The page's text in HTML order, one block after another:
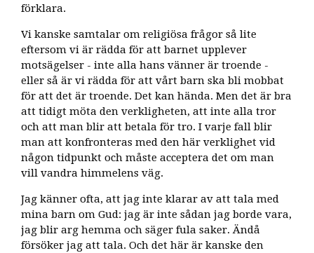
förklara.
Vi kanske samtalar om religiösa frågor så lite
eftersom vi är rädda för att barnet upplever
motsägelser - inte alla hans vänner är troende -
eller så är vi rädda för att vårt barn ska bli mobbat
för att det är troende. Det kan hända. Men det är bra
att tidigt möta den verkligheten, att inte alla tror
och att man blir att betala för tro. I varje fall blir
man att konfronteras med den här verklighet vid
någon tidpunkt och måste acceptera det om man
vill vandra himmelens väg.
Jag känner ofta, att jag inte klarar av att tala med
mina barn om Gud: jag är inte sådan jag borde vara,
jag blir arg hemma och säger fula saker. Ändå
försöker jag att tala. Och det här är kanske den